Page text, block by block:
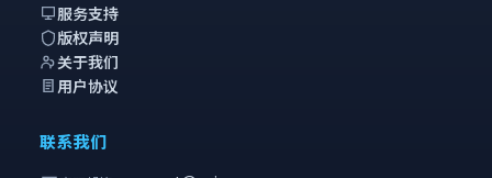
服务支持
版权声明
关于我们
用户协议
联系我们